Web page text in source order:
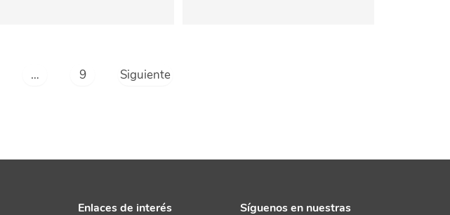
… 9 Siguiente
Enlaces de interés
Síguenos en nuestras